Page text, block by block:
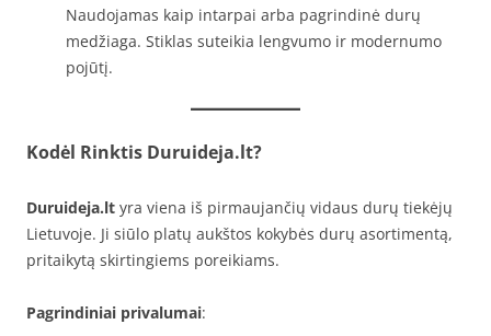
Naudojamas kaip intarpai arba pagrindinė durų
medžiaga. Stiklas suteikia lengvumo ir modernumo
pojūtį.
Kodėl Rinktis Duruideja.lt?
Duruideja.lt yra viena iš pirmaujančių vidaus durų tiekėjų
Lietuvoje. Ji siūlo platų aukštos kokybės durų asortimentą,
pritaikytą skirtingiems poreikiams.
Pagrindiniai privalumai: